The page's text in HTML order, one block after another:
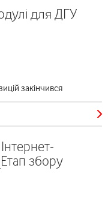
для ДГУ
закінчився
збору